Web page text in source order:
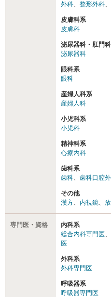
外科 整形外科
皮膚科系
皮膚科
泌尿器科・肛門
泌尿器科
眼科系
眼科
産婦人科系
産婦人科
小児科系
小児科
精神科系
心療内科
歯科系
歯科
歯科口腔
その他
漢方
内視鏡
専門医・資格
内科系
総合内科専門医
医
外科系
外科専門医
呼吸器系
呼吸器専門医